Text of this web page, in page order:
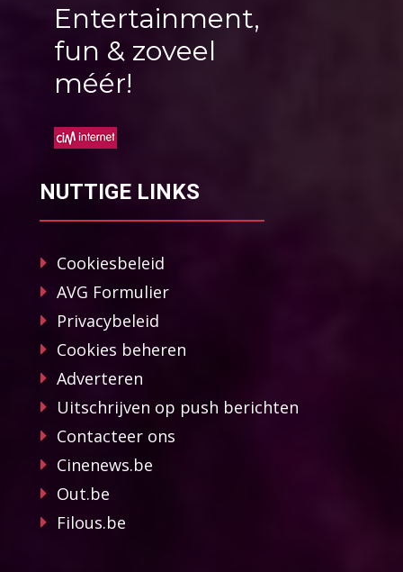
Entertainment,
fun & zoveel
méér!
NUTTIGE LINKS
Cookiesbeleid
AVG Formulier
Privacybeleid
Cookies beheren
Adverteren
Uitschrijven op push berichten
Contacteer ons
Cinenews.be
Out.be
Filous.be